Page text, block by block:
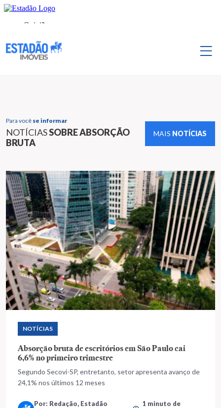
Para você se informar
NOTÍCIASSOBRE ABSORÇÃO
BRUTA
MAIS NOTÍCIAS
NOTÍCIAS
Absorção bruta de escritórios em São Paulo cai
6,6% no primeiro trimestre
Segundo Secovi-SP, entretanto, setor apresenta avanço de
24,1% nos últimos 12 meses
Por: Redação, Estadão
1 minuto de